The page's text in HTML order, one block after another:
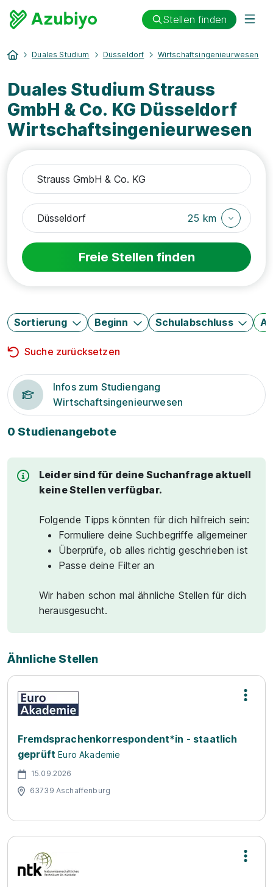
Stellen finden
Duales Studium Düsseldorf Wirtschaftsingenieurwesen
Duales Studium Strauss
GmbH & Co. KG Düsseldorf
Wirtschaftsingenieurwesen
25 km
Freie Stellen finden
Sortierung Beginn Schulabschluss
Suche zurücksetzen
Infos zum Studiengang
Wirtschaftsingenieurwesen
0 Studienangebote
Leider sind für deine Suchanfrage aktuell
keine Stellen verfügbar.
Folgende Tipps könnten für dich hilfreich sein:
Formuliere deine Suchbegriffe allgemeiner
Überprüfe, ob alles richtig geschrieben ist
Passe deine Filter an
Wir haben schon mal ähnliche Stellen für dich
herausgesucht.
Ähnliche Stellen
Fremdsprachenkorrespondent*in - staatlich
geprüft Euro Akademie
15.09.2026
63739 Aschaffenburg